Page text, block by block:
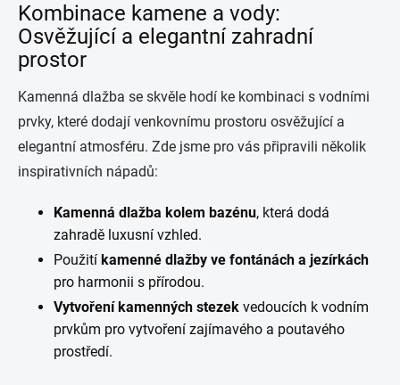
Kombinace kamene a vody:
Osvěžující a elegantní zahradní
prostor
Kamenná dlažba se skvěle hodí ke kombinaci s vodními
prvky, které dodají venkovnímu prostoru osvěžující a
elegantní atmosféru. Zde jsme pro vás připravili několik
inspirativních nápadů:
Kamenná dlažba kolem bazénu, která dodá
zahradě luxusní vzhled.
Použití kamenné dlažby ve fontánách a jezírkách
pro harmonii s přírodou.
Vytvoření kamenných stezek vedoucích k vodním
prvkům pro vytvoření zajímavého a poutavého
prostředí.